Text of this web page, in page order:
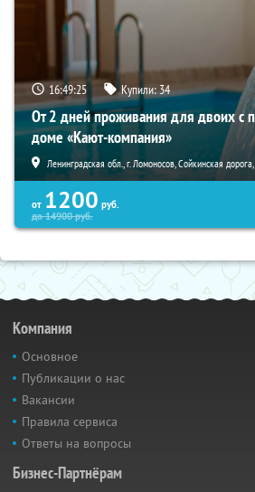
16:49:23 Купили:34
От 2 дней проживания для двоих с
доме «Кают-компания»
Ленинградская обл., г. Ломоносов, Сойкинская
от 1200 руб.
до14900руб.
Компания
Основное
Публикации о нас
Вакансии
Правила сервиса
Ответы на вопросы
Бизнес-Партнёрам